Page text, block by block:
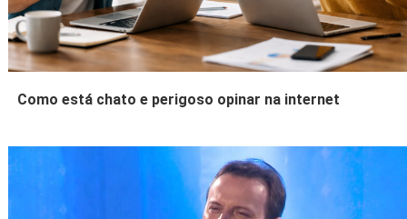
Como está chato e perigoso opinar na internet